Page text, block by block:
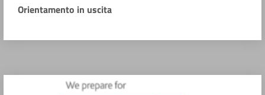
Orientamento in uscita